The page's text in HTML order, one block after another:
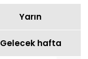
Yarın
Gelecek hafta